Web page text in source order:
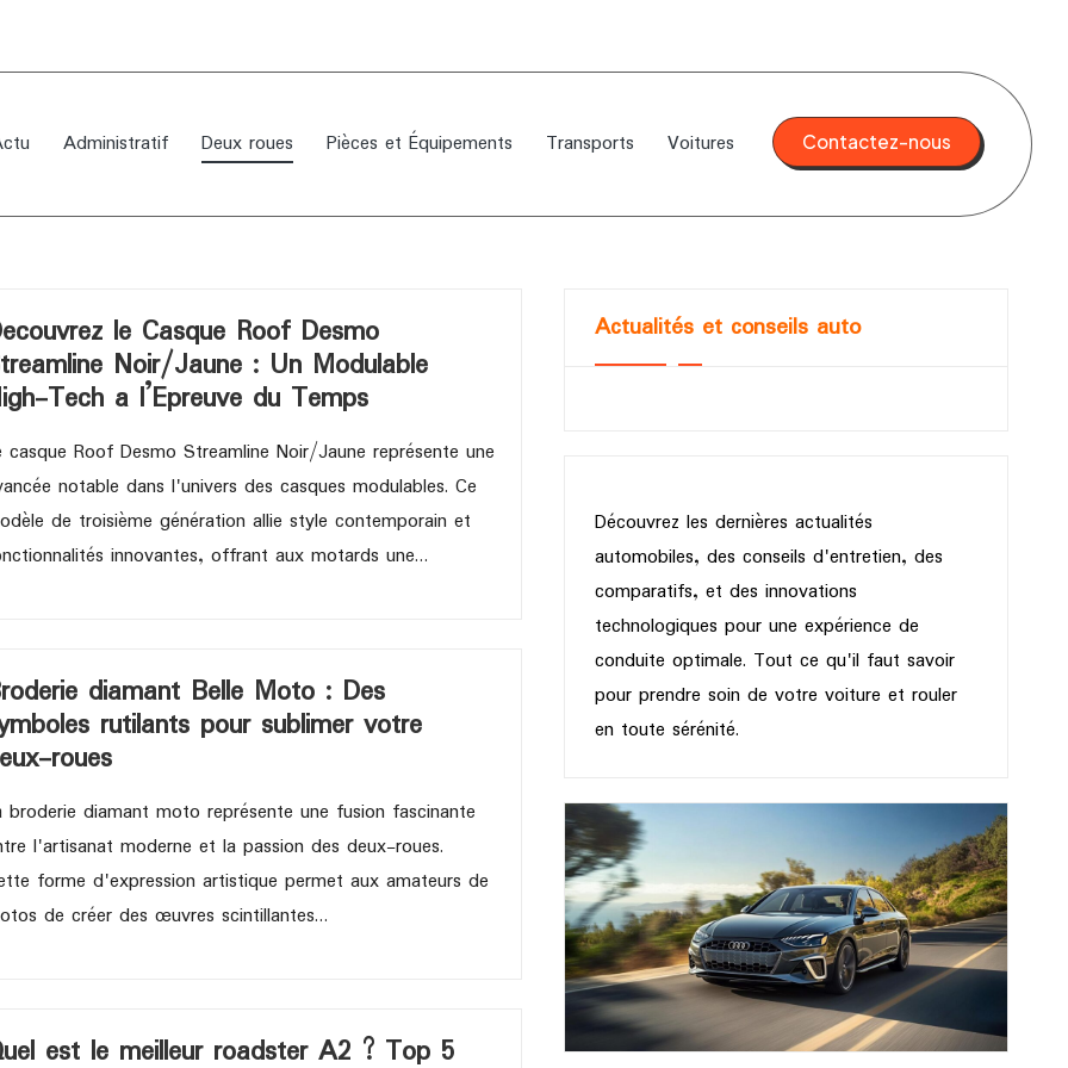
Administratif Deux roues Pièces et Équipements Transports Voitures Contactez-nous
le Casque Roof Desmo
Noir/Jaune : Un Modulable
Tech a l’Epreuve du Temps
casque Roof Desmo Streamline Noir/Jaune représente une
notable dans l'univers des casques modulables. Ce
de troisième génération allie style contemporain et
innovantes, offrant aux motards une…
diamant Belle Moto : Des
rutilants pour sublimer votre
roues
broderie diamant moto représente une fusion fascinante
l'artisanat moderne et la passion des deux-roues.
forme d'expression artistique permet aux amateurs de
de créer des œuvres scintillantes…
est le meilleur roadster A2 ? Top 5
Actualités et conseils auto
Découvrez les dernières actualités
automobiles, des conseils d'entretien, des
comparatifs, et des innovations
technologiques pour une expérience de
conduite optimale. Tout ce qu'il faut savoir
pour prendre soin de votre voiture et rouler
en toute sérénité.